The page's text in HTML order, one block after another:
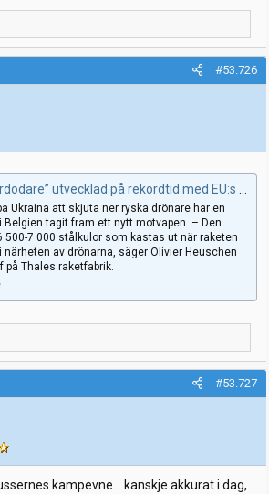
#53.726
utvecklad på rekordtid med EU:s hjälp
Ukraina att skjuta ner ryska drönare har en
Belgien tagit fram ett nytt motvapen. – Den
500-7 000 stålkulor som kastas ut när raketen
närheten av drönarna, säger Olivier Heuschen
på Thales raketfabrik.
#53.727
kampevne… kanskje akkurat i dag,